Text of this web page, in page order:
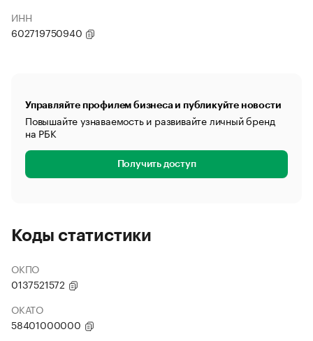
ИНН
602719750940
Управляйте профилем бизнеса и публикуйте новости
Повышайте узнаваемость и развивайте личный бренд
на РБК
Получить доступ
Коды статистики
ОКПО
0137521572
ОКАТО
58401000000